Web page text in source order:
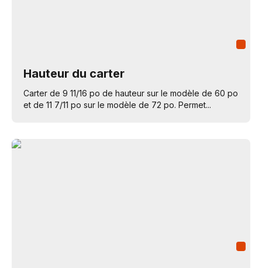
Hauteur du carter
Carter de 9 11/16 po de hauteur sur le modèle de 60 po
et de 11 7/11 po sur le modèle de 72 po. Permet...